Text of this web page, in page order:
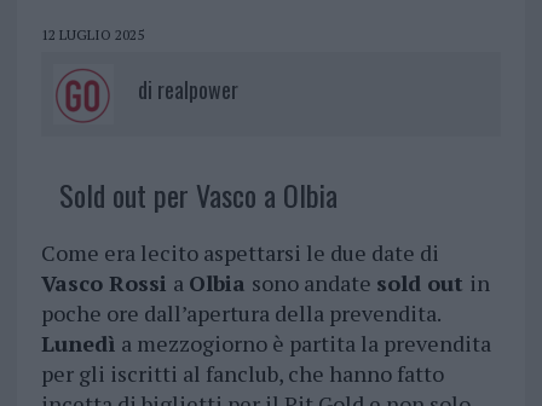
12 LUGLIO 2025
di realpower
Sold out per Vasco a Olbia
Come era lecito aspettarsi le due date di
Vasco Rossi a Olbia sono andate sold out in
poche ore dall’apertura della prevendita.
Lunedì a mezzogiorno è partita la prevendita
per gli iscritti al fanclub, che hanno fatto